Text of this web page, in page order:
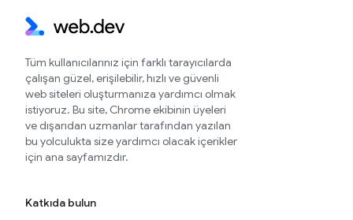
Tüm kullanıcılarınız için farklı tarayıcılarda
çalışan güzel, erişilebilir, hızlı ve güvenli
web siteleri oluşturmanıza yardımcı olmak
istiyoruz. Bu site, Chrome ekibinin üyeleri
ve dışarıdan uzmanlar tarafından yazılan
bu yolculukta size yardımcı olacak içerikler
için ana sayfamızdır.
Katkıda bulun